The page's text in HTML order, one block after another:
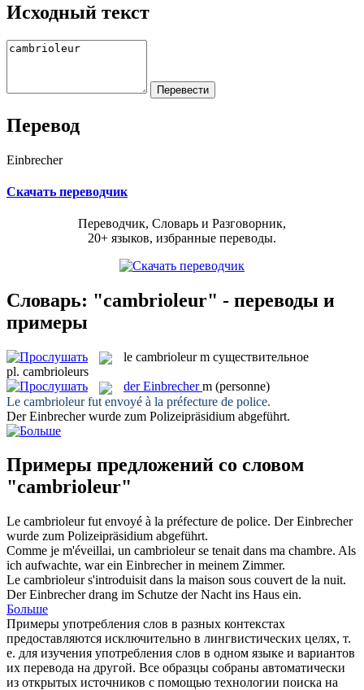
Исходный текст
Перевод
Einbrecher
Скачать переводчик
Переводчик, Словарь и Разговорник,
20+ языков, избранные переводы.
Словарь: "cambrioleur" - переводы и
примеры
le cambrioleur m существительное
pl. cambrioleurs
derEinbrecher m (personne)
Le cambrioleurfut envoyé à la préfecture de police.
DerEinbrecherwurde zum Polizeipräsidium abgeführt.
Примеры предложений со словом
"cambrioleur"
Le cambrioleurfut envoyé à la préfecture de police. DerEinbrecher
wurde zum Polizeipräsidium abgeführt.
Comme je m'éveillai, un cambrioleurse tenait dans ma chambre. Als
ich aufwachte, war ein Einbrecherin meinem Zimmer.
Le cambrioleurs'introduisit dans la maison sous couvert de la nuit.
DerEinbrecherdrang im Schutze der Nacht ins Haus ein.
Больше
Примеры употребления слов в разных контекстах
предоставляются исключительно в лингвистических целях, т.
е. для изучения употребления слов в одном языке и вариантов
их перевода на другой. Все образцы собраны автоматически
из открытых источников с помощью технологии поиска на